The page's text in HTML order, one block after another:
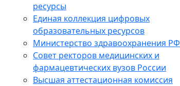
ресурсы
Единая коллекция цифровых
образовательных ресурсов
Министерство здравоохранения РФ
Совет ректоров медицинских и
фармацевтических вузов России
Высшая аттестационная комиссия